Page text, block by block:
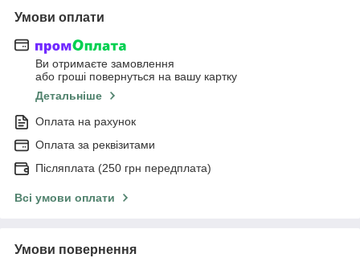
Умови оплати
Ви отримаєте замовлення
або гроші повернуться на вашу картку
Детальніше
Оплата на рахунок
Оплата за реквізитами
Післяплата (250 грн передплата)
Всі умови оплати
Умови повернення